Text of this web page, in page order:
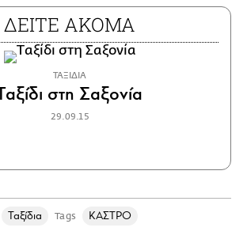
ΔΕΙΤΕ ΑΚΟΜΑ
ΤΑΞΙΔΙΑ
στη Σαξονία
29.09.15
Ταξίδια Tags ΚΑΣΤΡΟ